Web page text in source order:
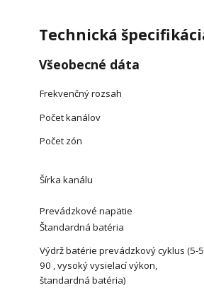
Technická
Všeobecné dáta
Frekvenčný rozsah
Počet kanálov
Počet zón
Šírka kanálu
Prevádzkové napätie
Štandardná batéria
Výdrž batérie prevádzkový cyklus (5-
90 , vysoký vysielací výkon,
štandardná batéria)